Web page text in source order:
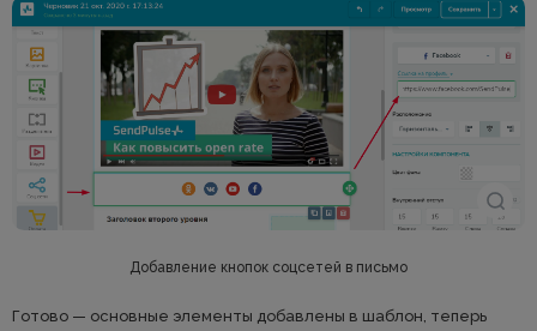
Добавление кнопок соцсетей в письмо
Готово — основные элементы добавлены в шаблон, теперь